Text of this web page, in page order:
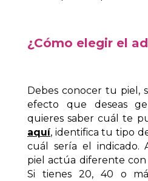
¿Cómo elegir el
Debes conocer tu piel,
efecto que deseas
quieres saber cuál te
aquí, identifica tu tipo
cuál sería el indicado.
piel actúa diferente con
Si tienes 20, 40 o